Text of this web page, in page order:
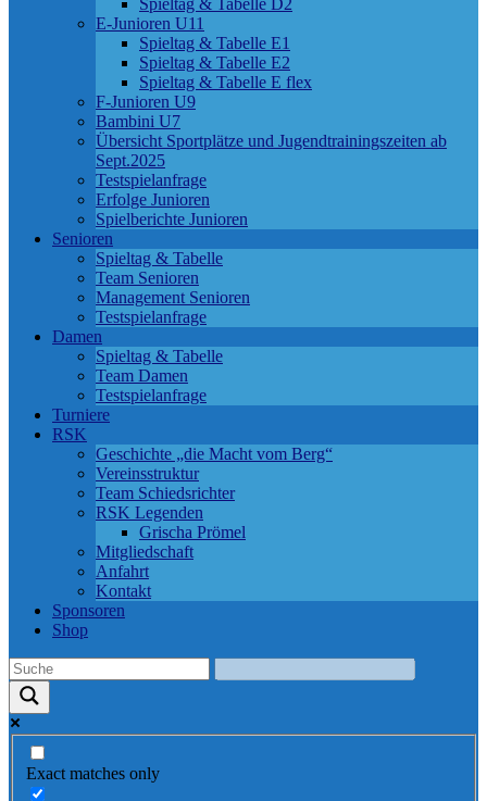
Spieltag & Tabelle D2
E-Junioren U11
Spieltag & Tabelle E1
Spieltag & Tabelle E2
Spieltag & Tabelle E flex
F-Junioren U9
Bambini U7
Übersicht Sportplätze und Jugendtrainingszeiten ab
Sept.2025
Testspielanfrage
Erfolge Junioren
Spielberichte Junioren
Senioren
Spieltag & Tabelle
Team Senioren
Management Senioren
Testspielanfrage
Damen
Spieltag & Tabelle
Team Damen
Testspielanfrage
Turniere
RSK
Geschichte „die Macht vom Berg“
Vereinsstruktur
Team Schiedsrichter
RSK Legenden
Grischa Prömel
Mitgliedschaft
Anfahrt
Kontakt
Sponsoren
Shop
Exact matches only